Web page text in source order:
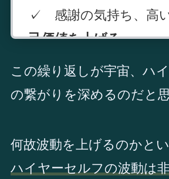
✓ 感謝の気持ち、高い
己価値を上げる
この繰り返しが宇宙、ハ
の繋がりを深めるのだと思
何故波動を上げるのかとい
ハイヤーセルフの波動は